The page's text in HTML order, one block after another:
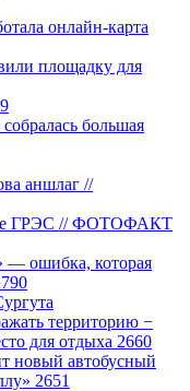
онлайн-карта
площадку для
большая
аншлаг //
ГРЭС // ФОТОФАКТ
— ошибка, которая
территорию −
для отдыха 2660
новый автобусный
2651